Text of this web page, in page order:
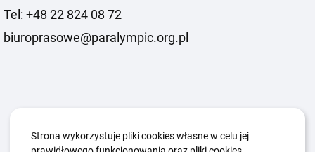
Tel: +48 22 824 08 72
biuroprasowe@paralympic.org.pl
Igrzyska Paralimpijskie O nas
Strona wykorzystuje pliki cookies własne w celu jej